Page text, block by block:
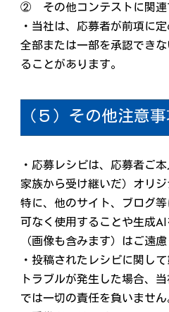
② その他コンテストに関連
・当社は、応募者が前項に
全部または一部を承認でき
ることがあります。
（５）その他注意
・応募レシピは、応募者ご
家族から受け継いだ）オリジ
特に、他のサイト、ブログ
可なく使用することや生成
（画像も含みます）はご遠慮
・投稿されたレシピに関し
トラブルが発生した場合、
では一切の責任を負いません